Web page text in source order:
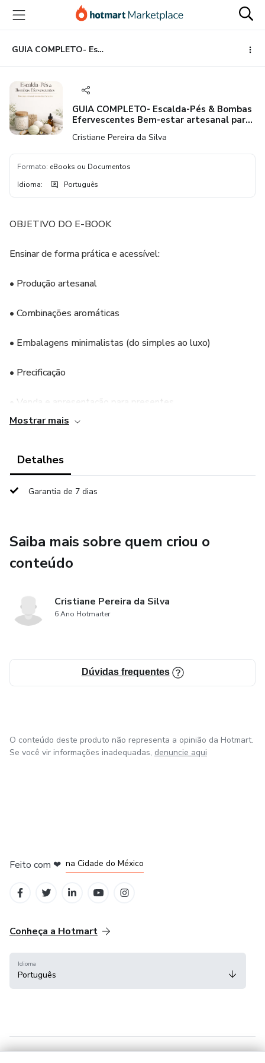
para
conteúdo
principal
para
pagamento
para
rodapé
GUIA COMPLETO- Escalda-Pés & Bombas Efervescentes Bem-estar artesanal para vender ou presentear
GUIA COMPLETO- Escalda-Pés & Bombas
Efervescentes Bem-estar artesanal para
Cristiane Pereira da Silva
Formato: eBooks ou Documentos
Idioma: Português
OBJETIVO DO E-BOOK
Ensinar de forma prática e acessível:
• Produção artesanal
• Combinações aromáticas
• Embalagens minimalistas (do simples ao luxo)
• Precificação
• Venda e apresentação para presentes
Mostrar mais
Detalhes
Garantia de 7 dias
Saiba mais sobre quem criou o
conteúdo
Cristiane Pereira da Silva
6 Ano Hotmarter
Dúvidas frequentes
O conteúdo deste produto não representa a opinião da Hotmart.
Se você vir informações inadequadas, denuncie aqui
Feito com ❤ na Cidade do México
Conheça a Hotmart
Idioma
Português